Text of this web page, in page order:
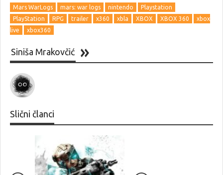
Mars WarLogs mars: war logs nintendo
Playstation
PlayStation
RPG trailer x360 xbla XBOX XBOX 360
xbox
live
xbox360
Siniša Mrakovčić
Slični članci